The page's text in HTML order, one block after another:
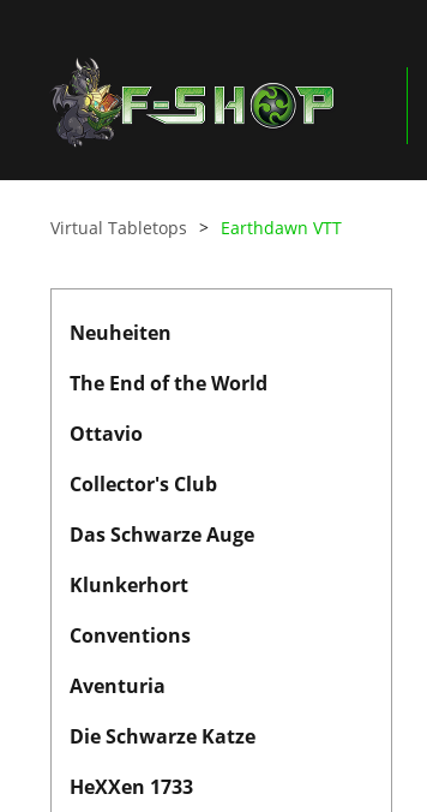
Virtual Tabletops Earthdawn VTT
Neuheiten
The End of the World
Ottavio
Collector's Club
Das Schwarze Auge
Klunkerhort
Conventions
Aventuria
Die Schwarze Katze
HeXXen 1733